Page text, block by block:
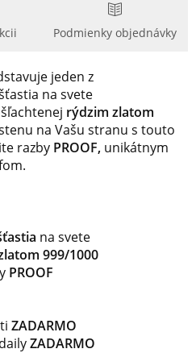
Podmienky objednávky
jeden z
na svete
rýdzim zlatom
na Vašu stranu s touto
razby PROOF, unikátnym
na svete
999/1000
PROOF
ZADARMO
ZADARMO